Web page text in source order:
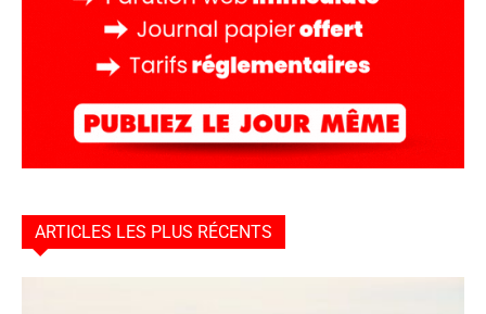
ARTICLES LES PLUS RÉCENTS